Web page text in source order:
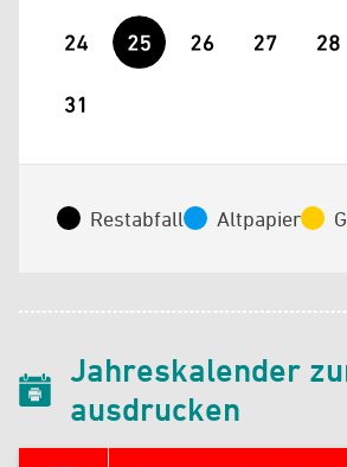
Restabfall Altpapier
Jahreskalender
ausdrucken